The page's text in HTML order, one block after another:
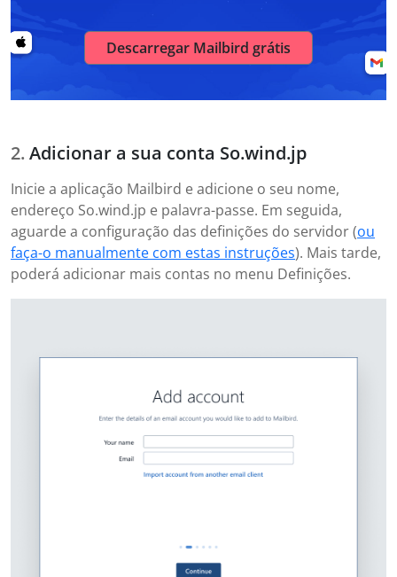
Descarregar Mailbird grátis
Adicionar a sua conta So.wind.jp
Inicie a aplicação Mailbird e adicione o seu nome,
endereço So.wind.jp e palavra-passe. Em seguida,
aguarde a configuração das definições do servidor (ou
faça-o manualmente com estas instruções). Mais tarde,
poderá adicionar mais contas no menu Definições.